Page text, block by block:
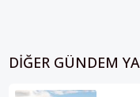
DIĞER GÜNDEM